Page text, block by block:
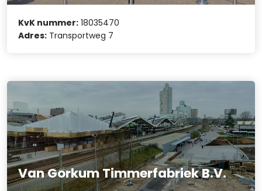
KvK nummer: 18035470
Adres: Transportweg 7
Van Gorkum Timmerfabriek B.V.